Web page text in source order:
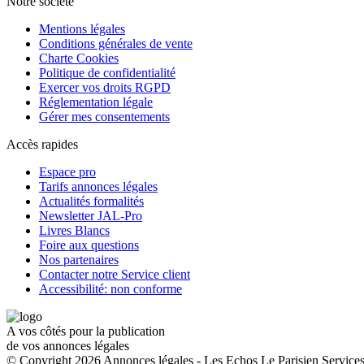
Mentions légales
Conditions générales de vente
Charte Cookies
Politique de confidentialité
Exercer vos droits RGPD
Réglementation légale
Gérer mes consentements
Accès rapides
Espace pro
Tarifs annonces légales
Actualités formalités
Newsletter JAL-Pro
Livres Blancs
Foire aux questions
Nos partenaires
Contacter notre Service client
Accessibilité: non conforme
A vos côtés pour la publication
de vos annonces légales
© Copyright 2026 Annonces légales - Les Echos Le Parisien